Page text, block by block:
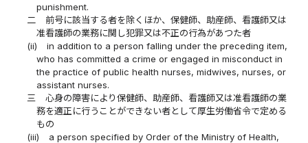
punishment.
二
前号に該当する者を除くほか、保健師、助産師、看護師又は
准看護師の業務に関し犯罪又は不正の行為があつた者
(ii)
in addition to a person falling under the preceding item,
who has committed a crime or engaged in misconduct in
the practice of public health nurses, midwives, nurses, or
assistant nurses.
三
心身の障害により保健師、助産師、看護師又は准看護師の業
務を適正に行うことができない者として厚生労働省令で定める
もの
(iii)
a person specified by Order of the Ministry of Health,